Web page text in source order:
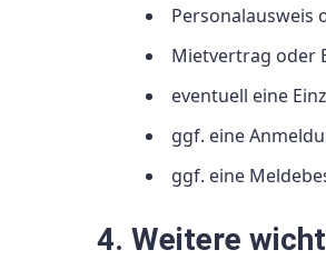
Personalausweis
Mietvertrag oder
eventuell eine
ggf. eine
ggf. eine
4. Weitere